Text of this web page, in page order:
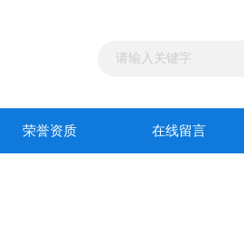
荣誉资质 在线留言